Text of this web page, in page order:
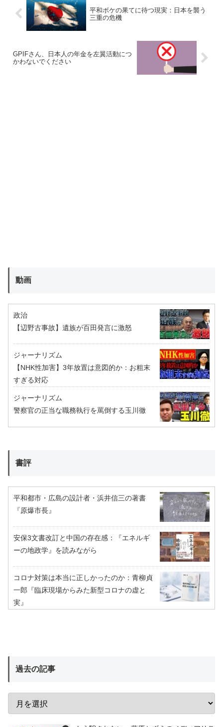
平和ボケの果てに待つ現実：日本を襲う
三重の危機
GPIFさん、日本人の年金を左翼活動につ
かわないでください
動画
政治
【辺野古事故】遺族が百田発言に激怒
ジャーナリズム
【NHK性加害】3年放置は意図的か：お粗末
すぎる対応
ジャーナリズム
警察官の正当な職務執行を罵倒する玉川徹
書評
平和都市・広島の設計者・浜井信三の著書
『原爆市長』
安保3文書改訂と中国の存在感：『エネルギ
ーの地政学』を読みながら
コロナ対策は本当に正しかったのか：青柳貞
一郎『臨床現場からみた新型コロナの虚と
実』
過去の記事